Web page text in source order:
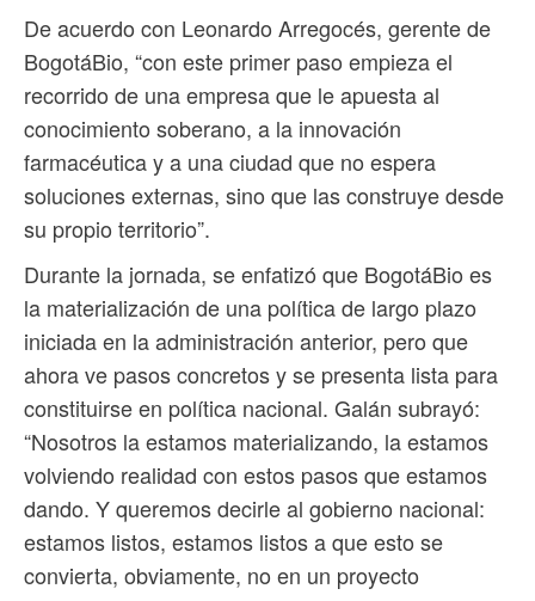
De acuerdo con Leonardo Arregocés, gerente de
BogotáBio, “con este primer paso empieza el
recorrido de una empresa que le apuesta al
conocimiento soberano, a la innovación
farmacéutica y a una ciudad que no espera
soluciones externas, sino que las construye desde
su propio territorio”.
Durante la jornada, se enfatizó que BogotáBio es
la materialización de una política de largo plazo
iniciada en la administración anterior, pero que
ahora ve pasos concretos y se presenta lista para
constituirse en política nacional. Galán subrayó:
“Nosotros la estamos materializando, la estamos
volviendo realidad con estos pasos que estamos
dando. Y queremos decirle al gobierno nacional:
estamos listos, estamos listos a que esto se
convierta, obviamente, no en un proyecto